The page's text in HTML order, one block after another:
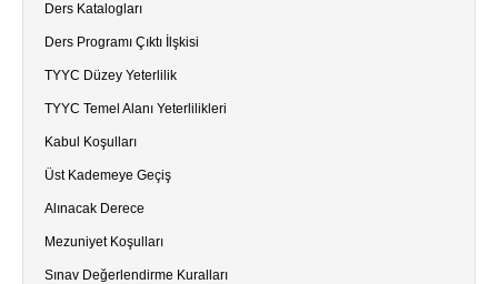
Ders Katalogları
Ders Programı Çıktı İlşkisi
TYYC Düzey Yeterlilik
TYYC Temel Alanı Yeterlilikleri
Kabul Koşulları
Üst Kademeye Geçiş
Alınacak Derece
Mezuniyet Koşulları
Sınav Değerlendirme Kuralları